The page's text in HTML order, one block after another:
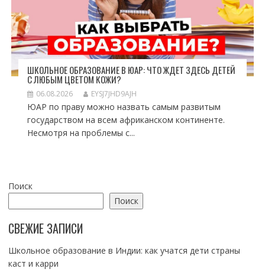
ШКОЛЬНОЕ ОБРАЗОВАНИЕ В ЮАР: ЧТО ЖДЕТ ЗДЕСЬ ДЕТЕЙ
С ЛЮБЫМ ЦВЕТОМ КОЖИ?
06.08.2026 EYSJ7JHD9AJH
ЮАР по праву можно назвать самым развитым
государством на всем африканском континенте.
Несмотря на проблемы с...
Поиск
Поиск
СВЕЖИЕ ЗАПИСИ
Школьное образование в Индии: как учатся дети страны
каст и карри